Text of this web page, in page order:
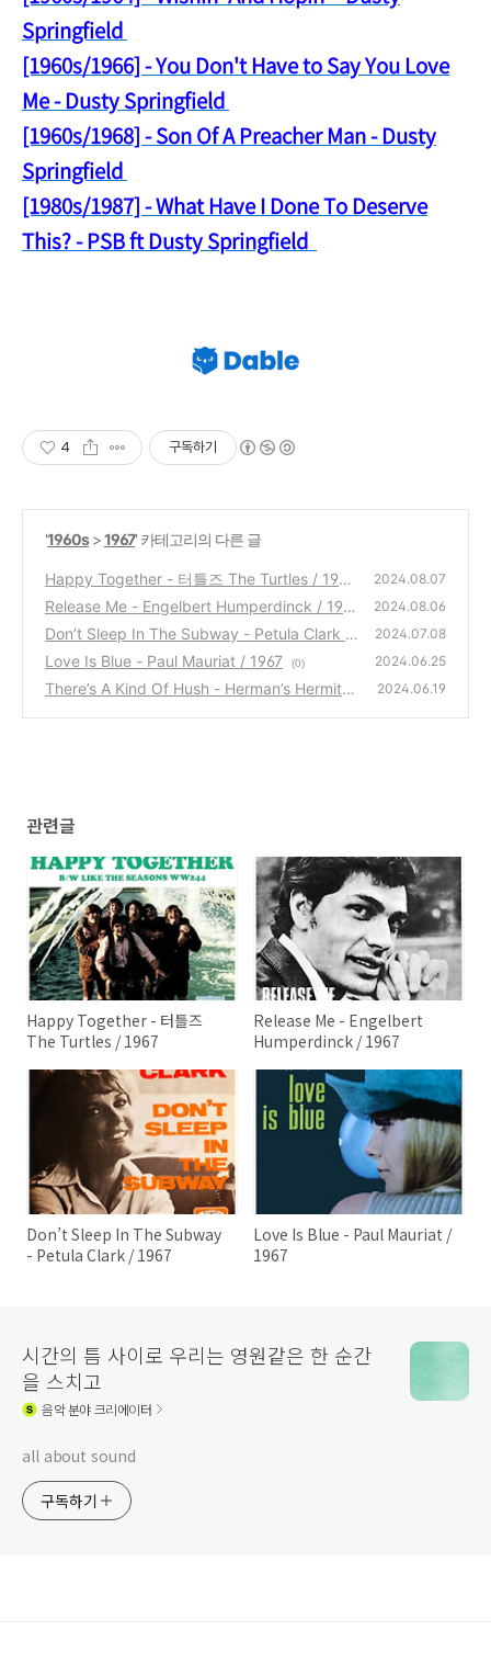
Springfield
[1960s/1966] - You Don't Have to Say You Love
Me - Dusty Springfield
[1960s/1968] - Son Of A Preacher Man - Dusty
Springfield
[1980s/1987] - What Have I Done To Deserve
This? - PSB ft Dusty Springfield
4 구독하기
'1960s>1967' 카테고리의 다른 글
Happy Together - 터틀즈 The Turtles / 1967
(0)
2024.08.07
Release Me - Engelbert Humperdinck / 196
7
(7)
2024.08.06
Don’t Sleep In The Subway - Petula Clark /
1967
(0)
2024.07.08
Love Is Blue - Paul Mauriat / 1967 (0) 2024.06.25
There’s A Kind Of Hush - Herman’s Hermits
2024.06.19
관련글
Happy Together - 터틀즈
The Turtles / 1967
Release Me - Engelbert
Humperdinck / 1967
Don’t Sleep In The Subway
- Petula Clark / 1967
Love Is Blue - Paul Mauriat /
1967
시간의 틈 사이로 우리는 영원같은 한 순간
을 스치고
음악분야 크리에이터
all about sound
구독하기